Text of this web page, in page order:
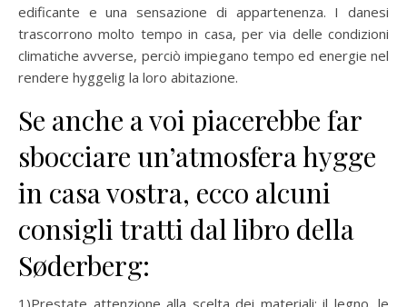
edificante e una sensazione di appartenenza. I danesi
trascorrono molto tempo in casa, per via delle condizioni
climatiche avverse, perciò impiegano tempo ed energie nel
rendere hyggelig la loro abitazione.
Se anche a voi piacerebbe far
sbocciare un’atmosfera hygge
in casa vostra, ecco alcuni
consigli tratti dal libro della
Søderberg:
1)Prestate attenzione alla scelta dei materiali: il legno, le